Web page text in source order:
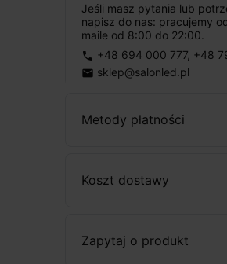
Jeśli masz pytania lub
napisz do nas: pracujemy
maile od 8:00 do 22:00.
phone +48 694 000 777, +48
email sklep@salonled.pl
Metody płatności
Koszt dostawy
Zapytaj o produkt